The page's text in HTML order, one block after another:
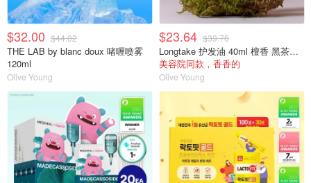
$32.00 $44.02
THE LAB by blanc doux 啫喱喷雾
120ml
Olive Young
$23.64 $39.76
Longtake 护发油 40ml 檀香 黑茶无花果
美容院同款，香香的
Olive Young